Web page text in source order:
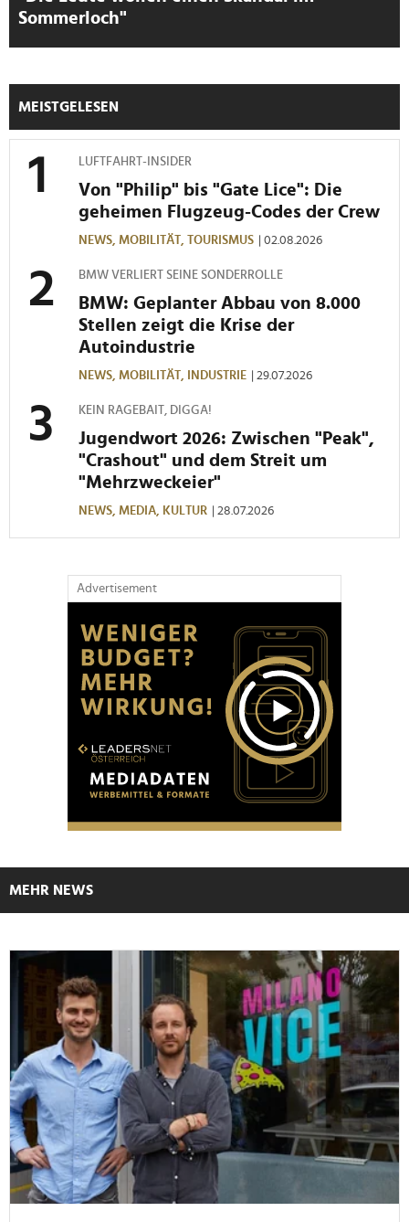
Wir verwenden Cookies, um Inhalte und Anzeigen zu
Verwendung unserer Website an unsere Partner für
Partner führen diese Informationen möglicherweise mit
weiteren Daten zusammen, die Sie ihnen bereitgestellt
haben oder die sie im Rahmen Ihrer Nutzung der Dienste
gesammelt haben.
Sommerloch"
MEISTGELESEN
LUFTFAHRT-INSIDER
Von "Philip" bis "Gate Lice": Die
geheimen Flugzeug-Codes der Crew
NEWS, MOBILITÄT, TOURISMUS | 02.08.2026
BMW VERLIERT SEINE SONDERROLLE
BMW: Geplanter Abbau von 8.000
Stellen zeigt die Krise der
Autoindustrie
NEWS, MOBILITÄT, INDUSTRIE | 29.07.2026
KEIN RAGEBAIT, DIGGA!
Jugendwort 2026: Zwischen "Peak",
"Crashout" und dem Streit um
"Mehrzweckeier"
NEWS, MEDIA, KULTUR | 28.07.2026
Advertisement
MEHR NEWS